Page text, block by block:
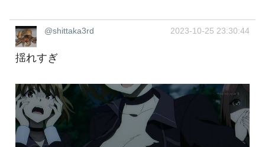
@shittaka3rd 2023-10-25 23:30:44
揺れすぎ